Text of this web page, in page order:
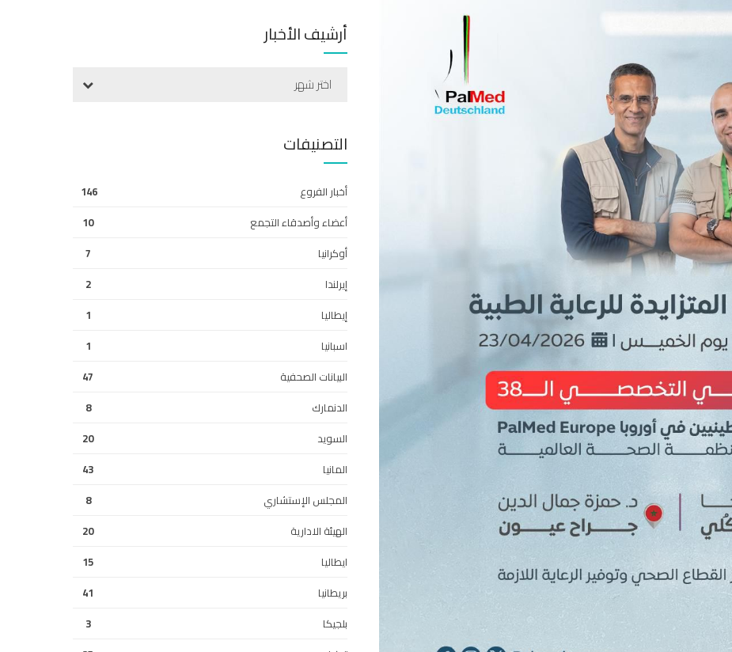
أرشيف الأخبار
اختر شهر
التصنيفات
أخبار الفروع
146
أعضاء وأصدقاء التجمع
10
أوكرانيا
7
إيرلندا
2
إيطاليا
1
اسبانيا
1
البيانات الصحفية
47
الدنمارك
8
السويد
20
المانيا
43
المجلس الإستشاري
8
الهيئة الادارية
20
ايطاليا
15
بريطانيا
41
بلجيكا
3